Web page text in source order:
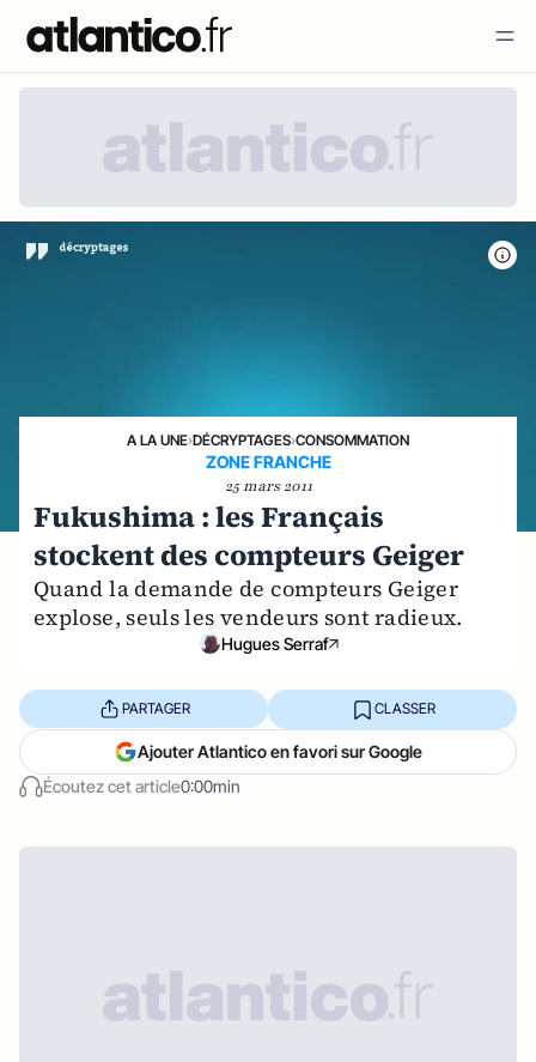
A LA UNE›DÉCRYPTAGES›CONSOMMATION
ZONE FRANCHE
25 mars 2011
Fukushima : les Français
stockent des compteurs Geiger
Quand la demande de compteurs Geiger
explose, seuls les vendeurs sont radieux.
Hugues Serraf
Écoutez cet article0:00min
PARTAGER CLASSER
Ajouter Atlantico en favori sur Google